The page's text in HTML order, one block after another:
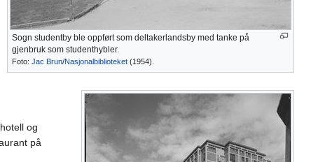
Sogn studentby ble oppført som deltakerlandsby med tanke på
gjenbruk som studenthybler.
Foto: Jac Brun/Nasjonalbiblioteket (1954).
og
på